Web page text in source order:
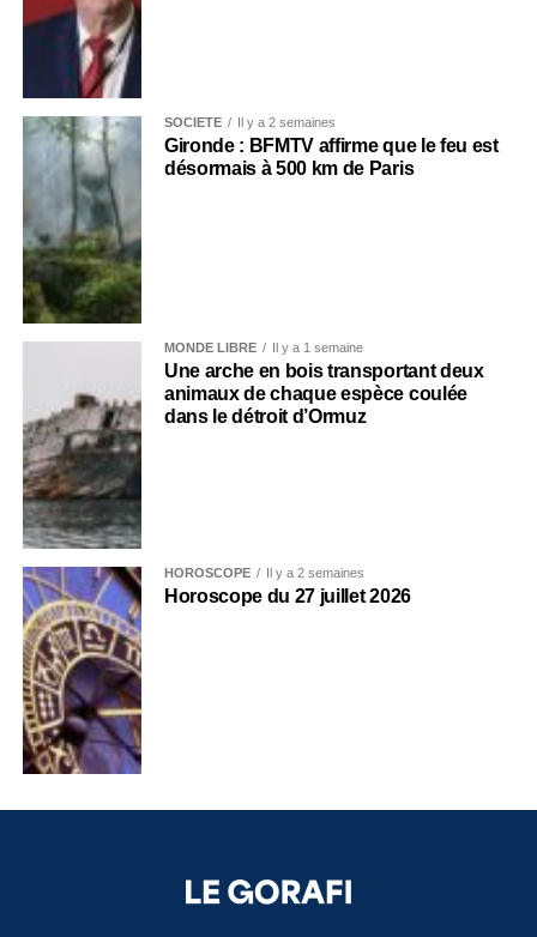
SOCIÉTÉ Il y a 2 semaines
Gironde : BFMTV affirme que le feu est
désormais à 500 km de Paris
MONDE LIBRE Il y a 1 semaine
Une arche en bois transportant deux
animaux de chaque espèce coulée
dans le détroit d’Ormuz
HOROSCOPE Il y a 2 semaines
Horoscope du 27 juillet 2026